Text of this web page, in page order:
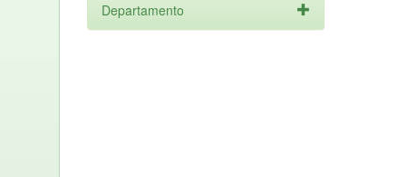
Departamento